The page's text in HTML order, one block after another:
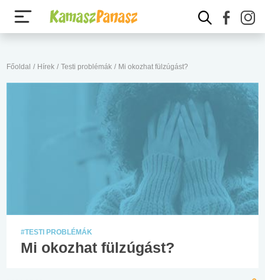
Főoldal / Hírek / Testi problémák / Mi okozhat fülzúgást?
#TESTI PROBLÉMÁK
Mi okozhat fülzúgást?